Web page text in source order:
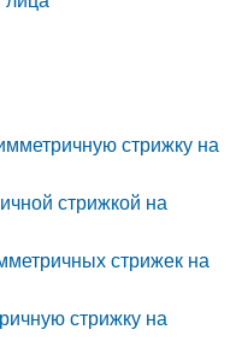
стрижку на
стрижкой на
стрижек на
стрижку на